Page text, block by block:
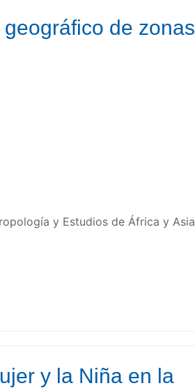
de zonas
y Estudios de África y Asia
y la Niña en la